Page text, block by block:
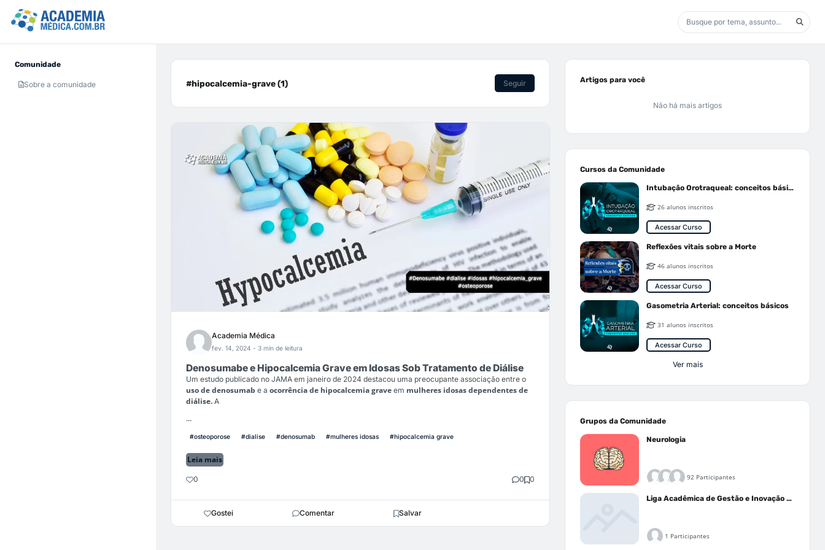
Comunidade
Sobre a comunidade #hipocalcemia-grave (1) Seguir
Academia Médica
fev. 14, 2024 - 3 min de leitura
Denosumabe e Hipocalcemia Grave em Idosas Sob Tratamento de Diálise
Um estudo publicado no JAMA em janeiro de 2024 destacou uma preocupante associação entre o
uso de denosumab e a ocorrência de hipocalcemia grave em mulheres idosas dependentes de
diálise. A
...
#osteoporose #dialise #denosumab #mulheres idosas #hipocalcemia grave
Leia mais
0 0 0
Gostei Comentar Salvar
Artigos para você
Não há mais artigos
Cursos da Comunidade
Intubação Orotraqueal: conceitos básicos
26 alunos inscritos
Acessar Curso
Reflexões vitais sobre a Morte
46 alunos inscritos
Acessar Curso
Gasometria Arterial: conceitos básicos
31 alunos inscritos
Acessar Curso
Ver mais
Grupos da Comunidade
Neurologia
92 Participantes
Liga Acadêmica de Gestão e Inovação Médica - LAGIM
1 Participantes